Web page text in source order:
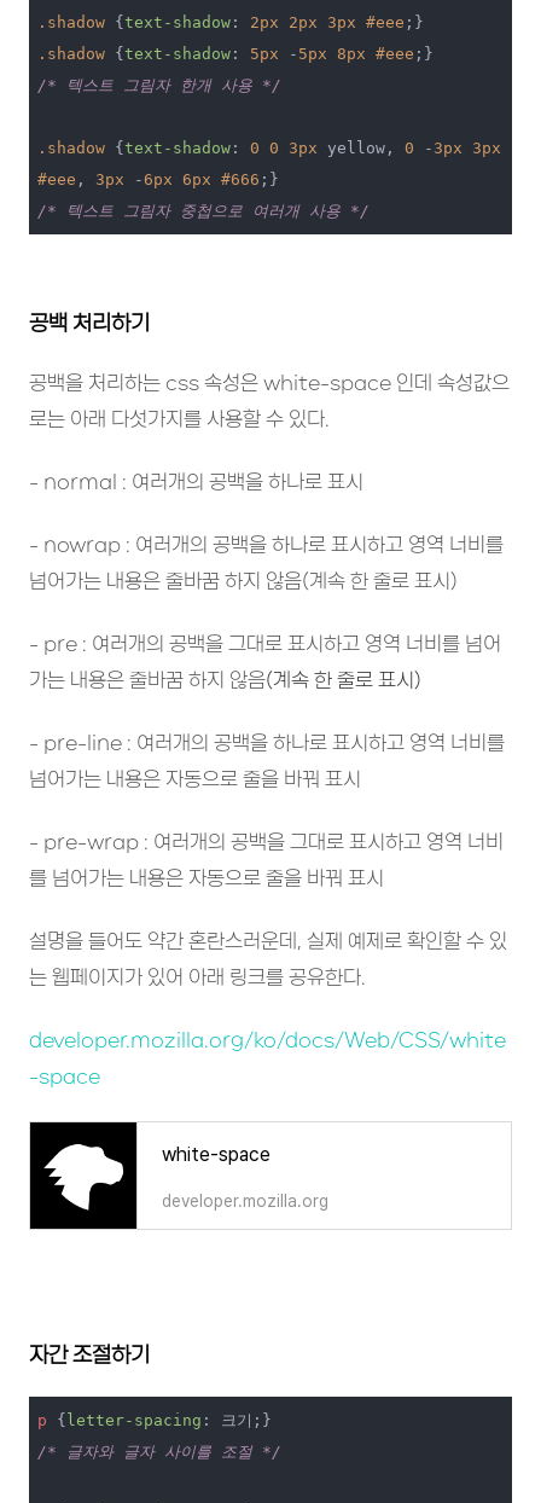
.shadow {text-shadow: 2px 2px 3px #eee
.shadow {text-shadow: 5px - 5px 8px #eee
/* 텍스트 그림자 한개 사용 */
.shadow {text-shadow: 0 0 3px yellow, 0 - 3px
3px
#eee , 3px -6px 6px #666
/* 텍스트 그림자 중첩으로 여러개 사용 */
공백 처리하기
공백을 처리하는 css 속성은 white-space 인데 속성값으
로는 아래 다섯가지를 사용할 수 있다.
- normal : 여러개의 공백을 하나로 표시
- nowrap : 여러개의 공백을 하나로 표시하고 영역 너비를
넘어가는 내용은 줄바꿈 하지 않음(계속 한 줄로 표시)
- pre : 여러개의 공백을 그대로 표시하고 영역 너비를 넘어
가는 내용은 줄바꿈 하지 않음(계속 한 줄로 표시)
- pre-line : 여러개의 공백을 하나로 표시하고 영역 너비를
넘어가는 내용은 자동으로 줄을 바꿔 표시
- pre-wrap : 여러개의 공백을 그대로 표시하고 영역 너비
를 넘어가는 내용은 자동으로 줄을 바꿔 표시
설명을 들어도 약간 혼란스러운데, 실제 예제로 확인할 수 있
는 웹페이지가 있어 아래 링크를 공유한다.
developer.mozilla.org/ko/docs/Web/CSS/white
-space
white-space
developer.mozilla.org
자간 조절하기
p {letter-spacing
/* 글자와 글자 사이를 조절 */